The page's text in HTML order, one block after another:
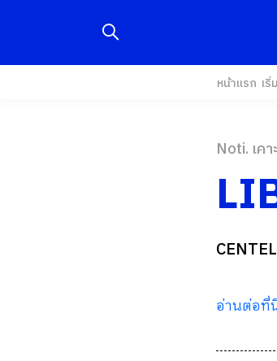
หน้าแรก เ
Noti. เคา
อ่านต่อที่